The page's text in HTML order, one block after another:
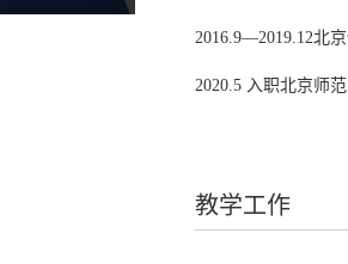
2016.9—2019.12北
2020.5 入职北京师
教学工作